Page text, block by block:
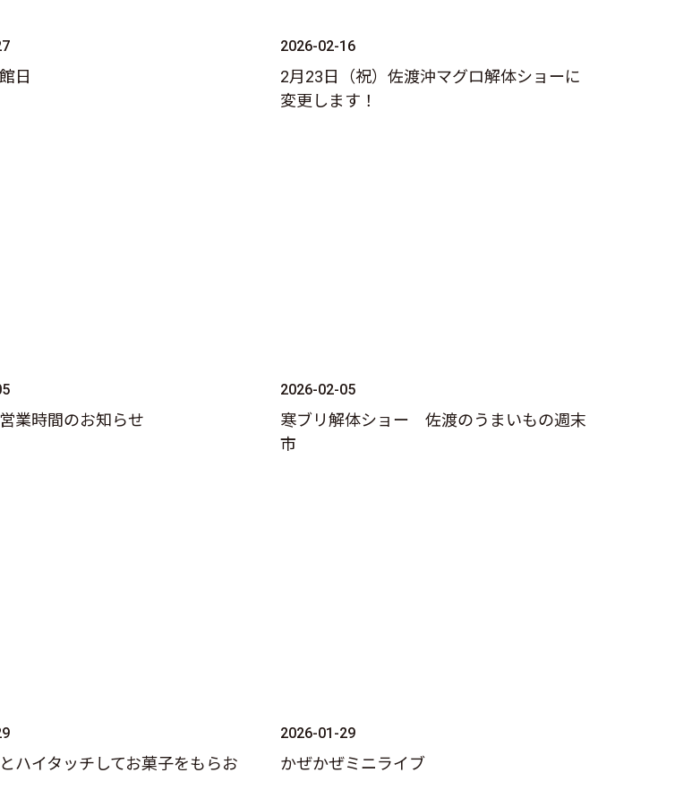
日
2026-02-16
2月23日（祝）佐渡沖マグロ解体ショーに
変更します！
業時間のお知らせ
2026-02-05
寒ブリ解体ショー 佐渡のうまいもの週末
市
ハイタッチしてお菓子をもらお
2026-01-29
かぜかぜミニライブ